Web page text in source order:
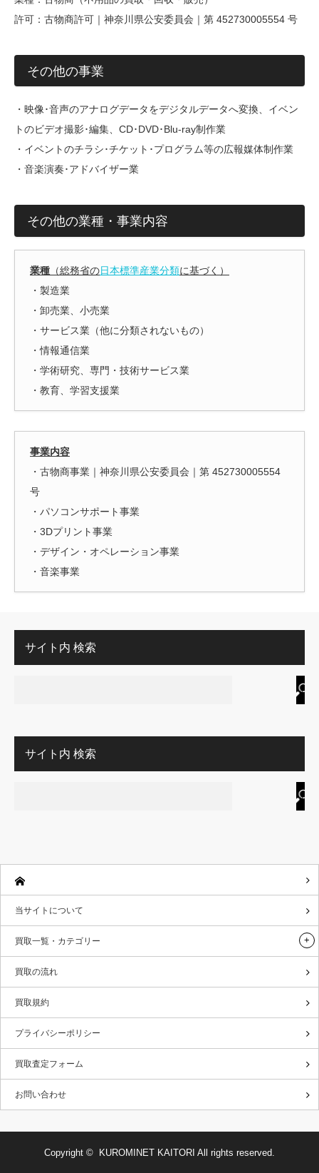
許可：古物商許可｜神奈川県公安委員会｜第 452730005554 号
その他の事業
・映像･音声のアナログデータをデジタルデータへ変換、イベン
トのビデオ撮影･編集、CD･DVD･Blu-ray制作業
・イベントのチラシ･チケット･プログラム等の広報媒体制作業
・音楽演奏･アドバイザー業
その他の業種・事業内容
業種 （総務省の日本標準産業分類に基づく）
・製造業
・卸売業、小売業
・サービス業（他に分類されないもの）
・情報通信業
・学術研究、専門・技術サービス業
・教育、学習支援業
事業内容
・古物商事業｜神奈川県公安委員会｜第 452730005554
号
・パソコンサポート事業
・3Dプリント事業
・デザイン・オペレーション事業
・音楽事業
サイト内 検索
サイト内 検索
当サイトについて
買取一覧・カテゴリー
買取の流れ
買取規約
プライバシーポリシー
買取査定フォーム
お問い合わせ
Copyright © KUROMINET KAITORI All rights reserved.